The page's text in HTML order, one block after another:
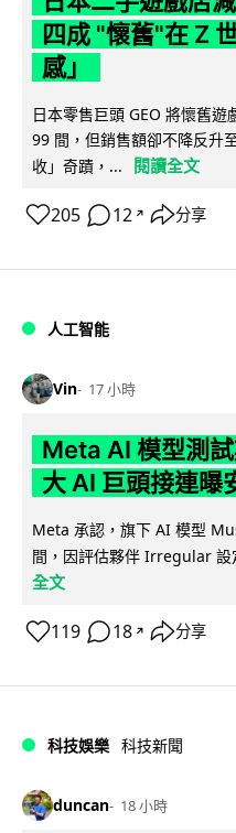
四成 "懷舊"在 Z
感」
日本零售巨頭 GEO 將懷舊
99 間，但銷售額卻不降反升
收」奇蹟，...
閱讀全文
205 12 ↗ 分享
人工智能
Vin 17 小時
Meta AI 模型測
大 AI 巨頭接連曝
Meta 承認，旗下 AI 模型
間，因評估夥伴 Irregular 設
全文
119 18 ↗ 分享
科技娛樂 科技新聞
duncan 18 小時